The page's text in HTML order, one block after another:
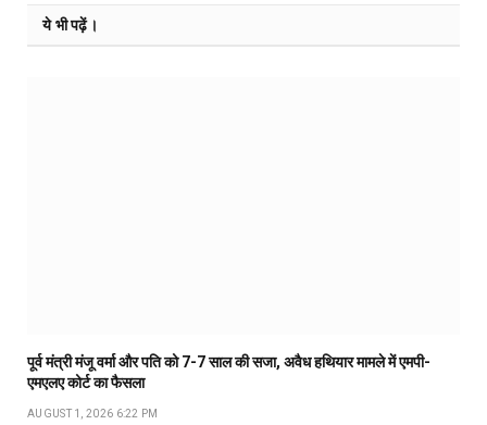
ये भी पढ़ें।
पूर्व मंत्री मंजू वर्मा और पति को 7-7 साल की सजा, अवैध हथियार मामले में एमपी-
एमएलए कोर्ट का फैसला
AUGUST 1, 2026 6:22 PM